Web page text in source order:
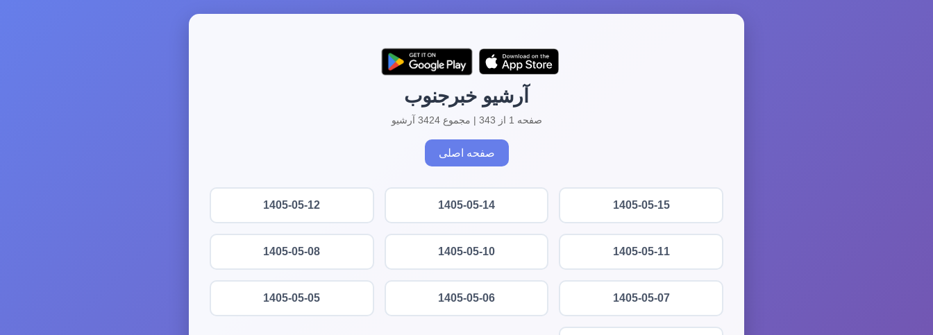
آرشیو خبرجنوب
صفحه 1 از 343 | مجموع 3424 آرشیو
صفحه اصلی
1405-05-15
1405-05-14
1405-05-12
1405-05-11
1405-05-10
1405-05-08
1405-05-07
1405-05-06
1405-05-05